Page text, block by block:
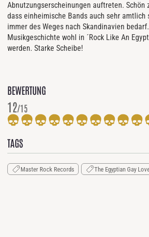
Abnutzungserscheinungen auftreten. Schön
dass einheimische Bands auch sehr amtlich
immer des Weges nach Skandinavien
Musikgeschichte wohl in ´Rock Like An
werden. Starke Scheibe!
BEWERTUNG
12/15
TAGS
Master Rock Records The Egyptian Gay